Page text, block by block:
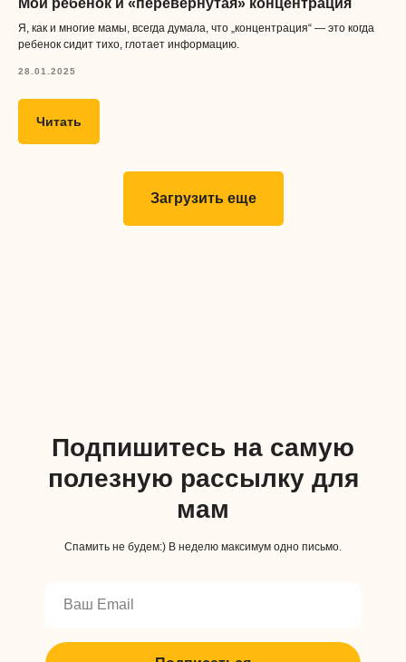
Мой ребенок и «перевернутая» концентрация
Я, как и многие мамы, всегда думала, что „концентрация“ — это когда
ребенок сидит тихо, глотает информацию.
28.01.2025
Читать
Загрузить еще
Подпишитесь на самую
полезную рассылку для
мам
Спамить не будем:) В неделю максимум одно письмо.